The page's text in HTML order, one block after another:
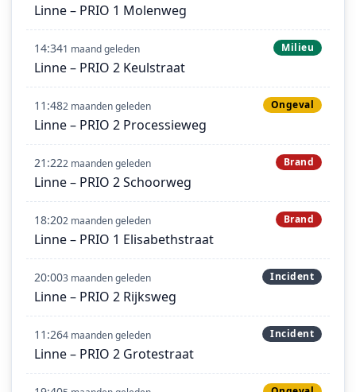
Linne – PRIO 1 Molenweg
14:341 maand geleden Milieu
Linne – PRIO 2 Keulstraat
11:482 maanden geleden Ongeval
Linne – PRIO 2 Processieweg
21:222 maanden geleden Brand
Linne – PRIO 2 Schoorweg
18:202 maanden geleden Brand
Linne – PRIO 1 Elisabethstraat
20:003 maanden geleden Incident
Linne – PRIO 2 Rijksweg
11:264 maanden geleden Incident
Linne – PRIO 2 Grotestraat